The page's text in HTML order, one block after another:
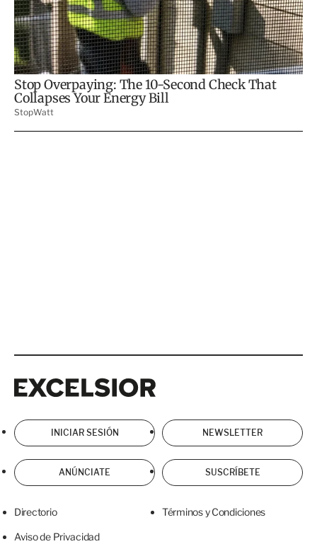
INICIAR SESIÓN NEWSLETTER
ANÚNCIATE SUSCRÍBETE
Directorio Términos y Condiciones
Aviso de Privacidad